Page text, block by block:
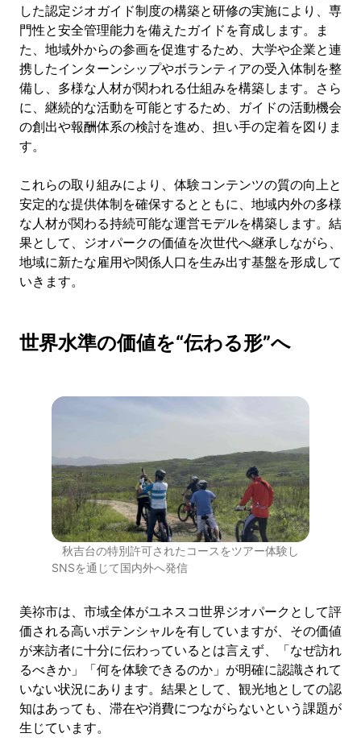
した認定ジオガイド制度の構築と研修の実施により、専
門性と安全管理能力を備えたガイドを育成します。ま
た、地域外からの参画を促進するため、大学や企業と連
携したインターンシップやボランティアの受入体制を整
備し、多様な人材が関われる仕組みを構築します。さら
に、継続的な活動を可能とするため、ガイドの活動機会
の創出や報酬体系の検討を進め、担い手の定着を図りま
す。
これらの取り組みにより、体験コンテンツの質の向上と
安定的な提供体制を確保するとともに、地域内外の多様
な人材が関わる持続可能な運営モデルを構築します。結
果として、ジオパークの価値を次世代へ継承しながら、
地域に新たな雇用や関係人口を生み出す基盤を形成して
いきます。
世界水準の価値を“伝わる形”へ
秋吉台の特別許可されたコースをツアー体験し
SNSを通じて国内外へ発信
美祢市は、市域全体がユネスコ世界ジオパークとして評
価される高いポテンシャルを有していますが、その価値
が来訪者に十分に伝わっているとは言えず、「なぜ訪れ
るべきか」「何を体験できるのか」が明確に認識されて
いない状況にあります。結果として、観光地としての認
知はあっても、滞在や消費につながらないという課題が
生じています。